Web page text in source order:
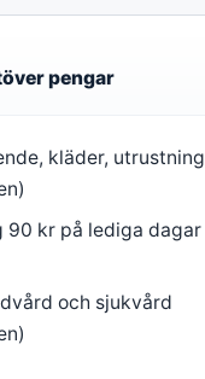
pengar
kläder, utrustning
90 kr på lediga dagar
och sjukvård